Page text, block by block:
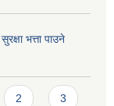
भत्ता पाउने
2 3